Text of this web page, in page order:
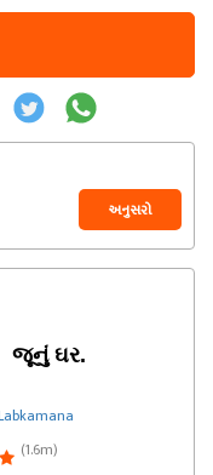
અનુસરો
જૂનું ઘર.
Labkamana
(1.6m)